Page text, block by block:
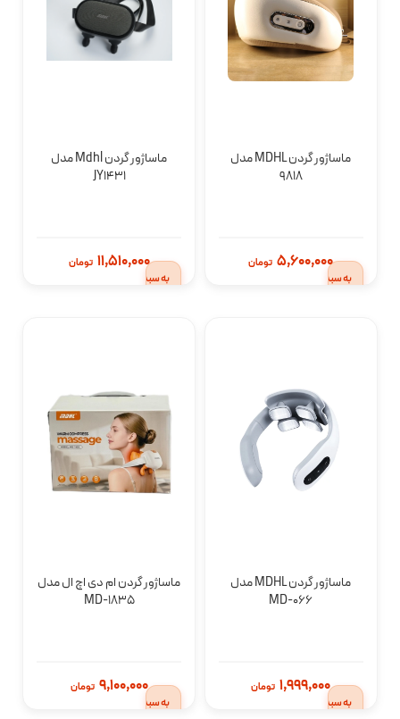
ماساژور گردن MDHL مدل
9818
به سبد
5,600,000 تومان
ماساژور گردن Mdhl مدل
JY1431
به سبد
11,510,000 تومان
ماساژور گردن MDHL مدل
MD-066
به سبد
1,999,000 تومان
ماساژور گردن ام دی اچ ال مدل
MD-1835
به سبد
9,100,000 تومان